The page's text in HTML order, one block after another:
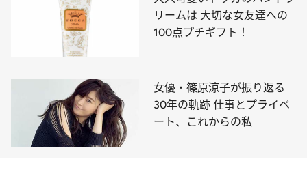
リームは 大切な女友達への
100点プチギフト！
女優・篠原涼子が振り返る
30年の軌跡 仕事とプライベ
ート、これからの私